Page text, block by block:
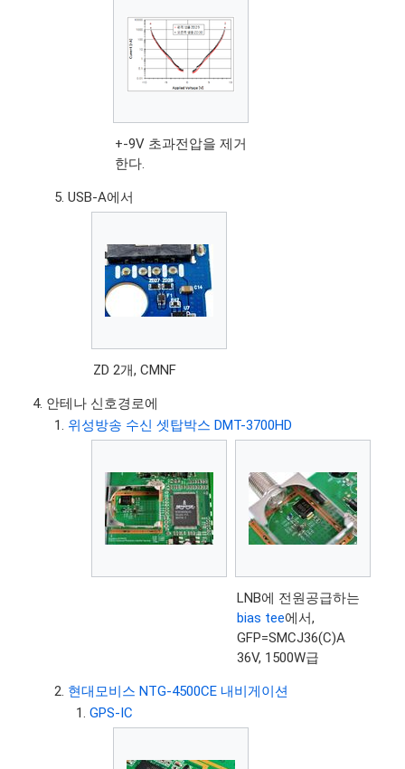
+-9V 초과전압을 제거
한다.
USB-A에서
ZD 2개, CMNF
안테나 신호경로에
위성방송 수신 셋탑박스 DMT-3700HD
LNB에 전원공급하는
bias tee에서,
GFP=SMCJ36(C)A
36V, 1500W급
현대모비스 NTG-4500CE 내비게이션
GPS-IC